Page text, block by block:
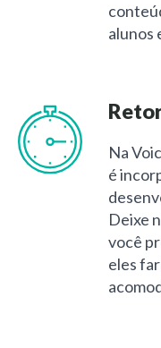
alunos
Na
é
Deixe
você
eles